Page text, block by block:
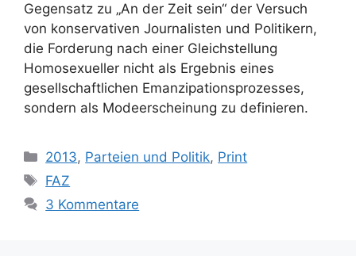
Gegensatz zu „An der Zeit sein“ der Versuch
von konservativen Journalisten und Politikern,
die Forderung nach einer Gleichstellung
Homosexueller nicht als Ergebnis eines
gesellschaftlichen Emanzipationsprozesses,
sondern als Modeerscheinung zu definieren.
Kategorien
2013, Parteien und Politik, Print
Schlagwörter
FAZ
3 Kommentare